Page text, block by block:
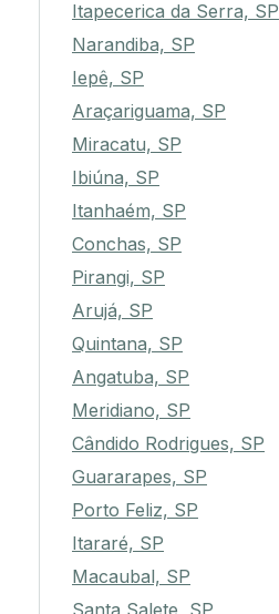
Itapecerica da Serra, SP
Narandiba, SP
Iepê, SP
Araçariguama, SP
Miracatu, SP
Ibiúna, SP
Itanhaém, SP
Conchas, SP
Pirangi, SP
Arujá, SP
Quintana, SP
Angatuba, SP
Meridiano, SP
Cândido Rodrigues, SP
Guararapes, SP
Porto Feliz, SP
Itararé, SP
Macaubal, SP